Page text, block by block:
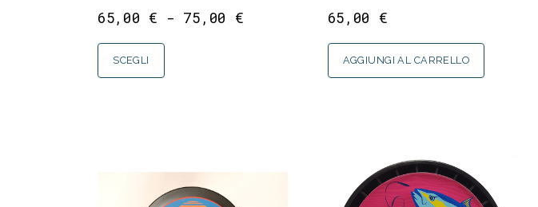
65,00 € - 75,00 €
SCEGLI
65,00 €
AGGIUNGI AL CARRELLO